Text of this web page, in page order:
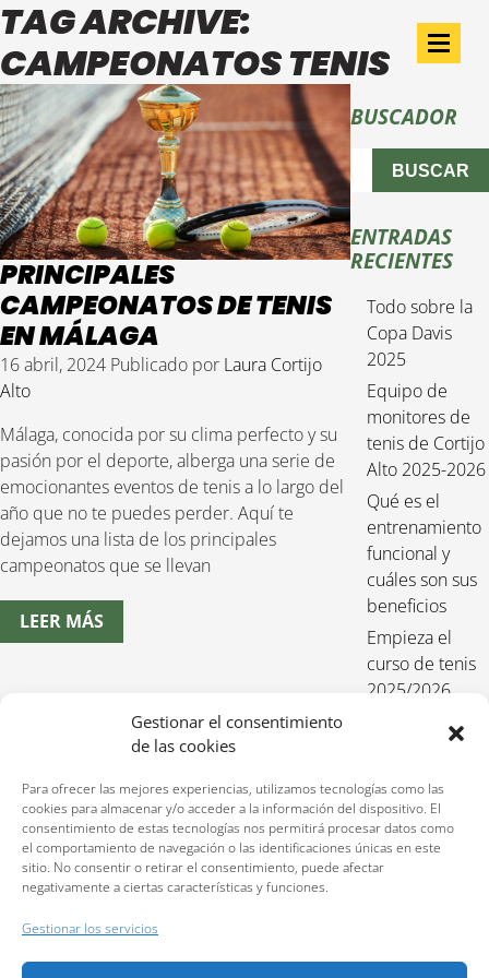
Gestionar el consentimiento
de las cookies
Para ofrecer las mejores experiencias, utilizamos tecnologías como las
cookies para almacenar y/o acceder a la información del dispositivo. El
consentimiento de estas tecnologías nos permitirá procesar datos como
el comportamiento de navegación o las identificaciones únicas en este
sitio. No consentir o retirar el consentimiento, puede afectar
negativamente a ciertas características y funciones.
Gestionar los servicios
TAG ARCHIVE:
CAMPEONATOS TENIS
PRINCIPALES
CAMPEONATOS DE TENIS
EN MÁLAGA
16 abril, 2024 Publicado por Laura Cortijo
Alto
Málaga, conocida por su clima perfecto y su
pasión por el deporte, alberga una serie de
emocionantes eventos de tenis a lo largo del
año que no te puedes perder. Aquí te
dejamos una lista de los principales
campeonatos que se llevan
LEER MÁS
BUSCADOR
BUSCAR
ENTRADAS
RECIENTES
Todo sobre la
Copa Davis
2025
Equipo de
monitores de
tenis de Cortijo
Alto 2025-2026
Qué es el
entrenamiento
funcional y
cuáles son sus
beneficios
Empieza el
curso de tenis
2025/2026
Entrenamiento
funcional para
2026
Política de privacidad